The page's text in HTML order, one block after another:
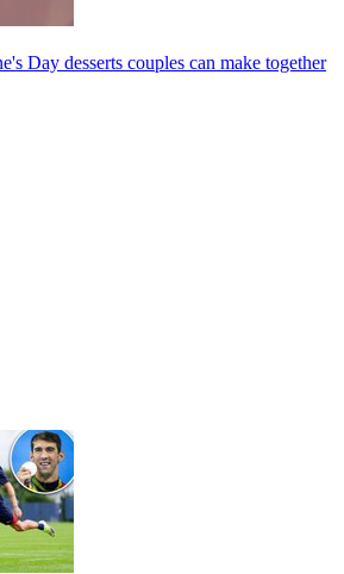
Day desserts couples can make together